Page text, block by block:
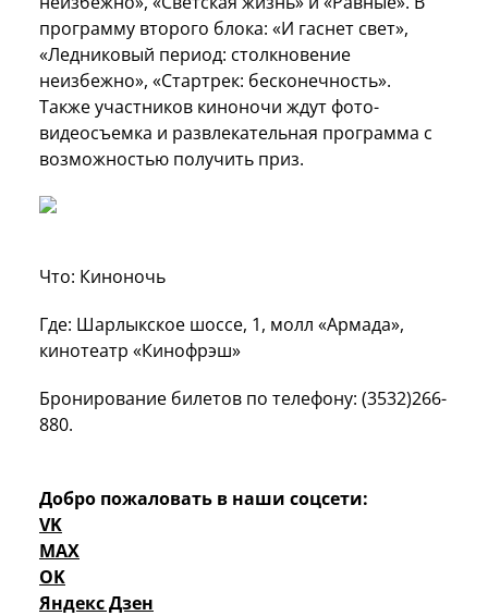
программу второго блока: «И гаснет свет»,
«Ледниковый период: столкновение
неизбежно», «Стартрек: бесконечность».
Также участников киноночи ждут фото-
видеосъемка и развлекательная программа с
возможностью получить приз.
Что: Киноночь
Где: Шарлыкское шоссе, 1, молл «Армада»,
кинотеатр «Кинофрэш»
Бронирование билетов по телефону: (3532)266-
880.
Добро пожаловать в наши соцсети:
VK
MAX
OK
Яндекс Дзен